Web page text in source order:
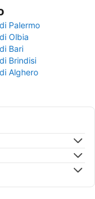
Palermo
Olbia
Bari
Brindisi
Alghero